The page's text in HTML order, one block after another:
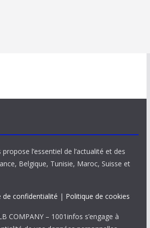
l’essentiel de l’actualité et des
Belgique, Tunisie, Maroc, Suisse et
de confidentialité | Politique de cookies
COMPANY – 1001infos s’engage à